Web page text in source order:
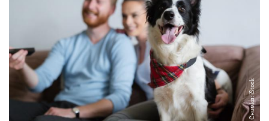
Снимка: iStock